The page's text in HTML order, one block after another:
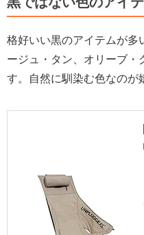
格好いい黒のアイテムが多
ージュ・タン、オリーブ・
す。自然に馴染む色なのが